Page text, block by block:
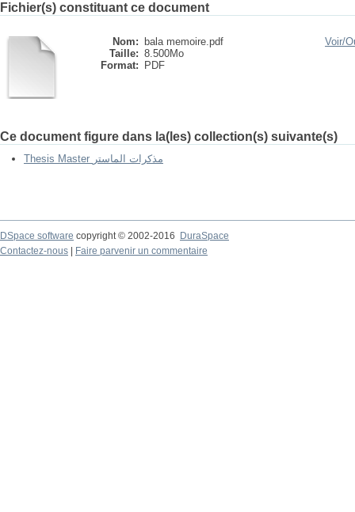
Fichier(s) constituant ce document
Nom:
bala memoire.pdf
Taille: 8.500Mo
Format:
PDF
Voir/
Ce document figure dans la(les) collection(s) suivante(s)
Thesis Master مذكرات الماستر
DSpace software copyright © 2002-2016
DuraSpace
Contactez-nous
Faire parvenir un commentaire